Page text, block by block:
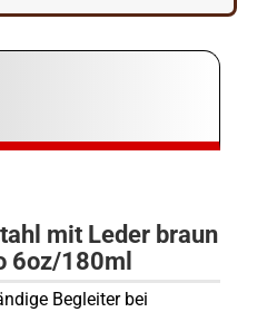
mit Leder braun
6oz/180ml
Begleiter bei